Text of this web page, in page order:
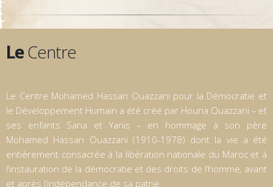
LeCentre
le Développement Humain a été créé par Houria Ouazzani – et
ses enfants Sana et Yanis – en hommage à son père
Mohamed Hassan Ouazzani (1910-1978) dont la vie a été
entièrement consacrée à la libération nationale du Maroc et à
l’instauration de la démocratie et des droits de l’homme, avant
et après l’indépendance de sa patrie.